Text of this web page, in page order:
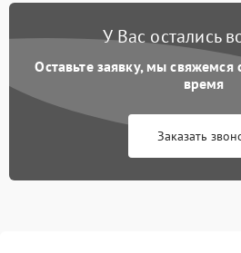
У Вас остались
Оставьте заявку, мы
время
Заказать